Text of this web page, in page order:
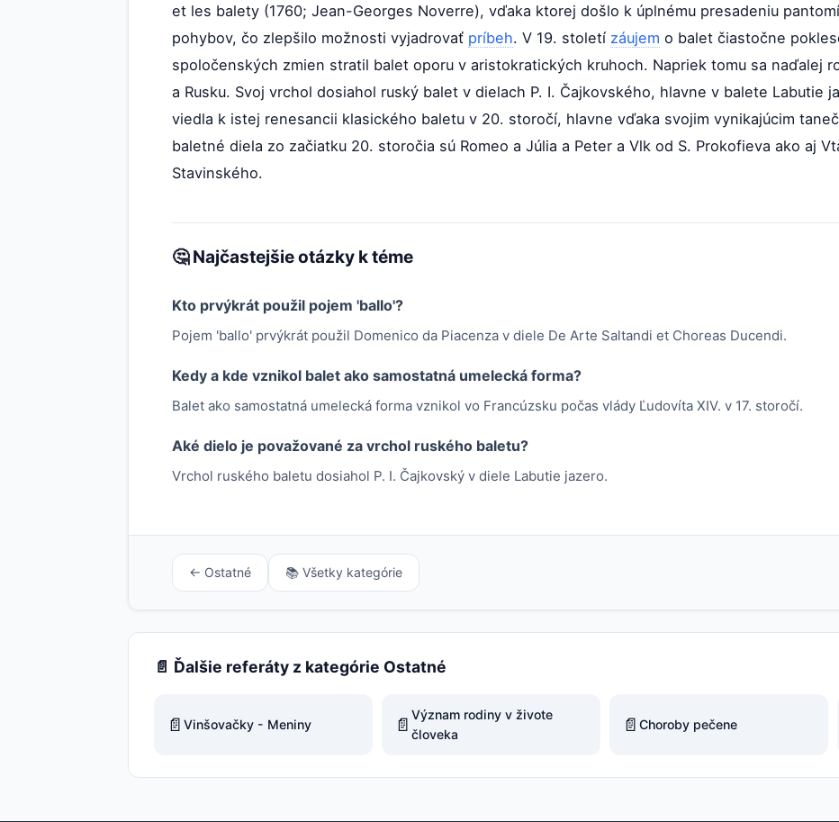
et les balety (1760; Jean-Georges Noverre), vďaka ktorej došlo k úplnému presadeniu
pohybov, čo zlepšilo možnosti vyjadrovať príbeh. V 19. století záujem o balet čiastočne
spoločenských zmien stratil balet oporu v aristokratických kruhoch. Napriek tomu sa naďalej
a Rusku. Svoj vrchol dosiahol ruský balet v dielach P. I. Čajkovského, hlavne v balete Labutie
viedla k istej renesancii klasického baletu v 20. storočí, hlavne vďaka svojim vynikajúcim
baletné diela zo začiatku 20. storočia sú Romeo a Júlia a Peter a Vlk od S. Prokofieva ako aj
Stavinského.
🤔 Najčastejšie otázky k téme
Kto prvýkrát použil pojem 'ballo'?
Pojem 'ballo' prvýkrát použil Domenico da Piacenza v diele De Arte Saltandi et Choreas Ducendi.
Kedy a kde vznikol balet ako samostatná umelecká forma?
Balet ako samostatná umelecká forma vznikol vo Francúzsku počas vlády Ľudovíta XIV. v 17. storočí.
Aké dielo je považované za vrchol ruského baletu?
Vrchol ruského baletu dosiahol P. I. Čajkovský v diele Labutie jazero.
← Ostatné 📚 Všetky kategórie
📄 Ďalšie referáty z kategórie Ostatné
📄 Vinšovačky - Meniny 📄 Význam rodiny v živote
človeka
📄 Choroby pečene